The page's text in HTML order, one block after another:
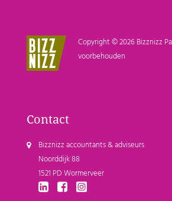
Copyright © 2026 Bizznizz
voorbehouden
Contact
Bizznizz accountants & adviseurs
Noorddijk 88
1521 PD Wormerveer